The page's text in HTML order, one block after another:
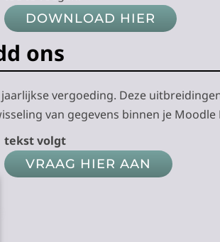
DOWNLOAD HIER
ons
vergoeding. Deze
van gegevens binnen je Moodle
tekst volgt
VRAAG HIER AAN